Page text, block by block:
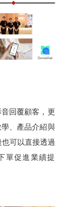
回覆顧客，更
學、產品介紹與
可以直接透過
單促進業績提